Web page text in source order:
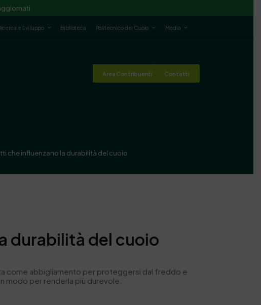
e Sviluppo Biblioteca Politecnico del Cuoio Media
Area Contribuenti Contatti
che influenzano la durabilità del cuoio
durabilità del cuoio
come abbigliamento per proteggersi dal freddo e
modo per renderla più durevole.